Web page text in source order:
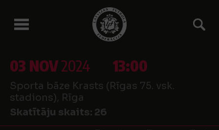
03 NOV2024 13:00
Sporta bāze Krasts (Rīgas 75. vsk.
stadions), Rīga
Skatītāju skaits: 26